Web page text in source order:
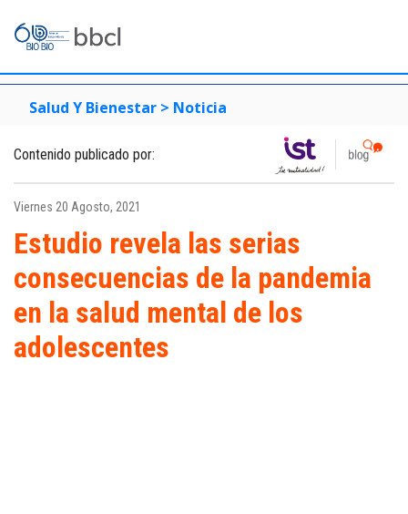
Salud Y Bienestar > Noticia
Contenido publicado por:
Viernes 20 Agosto, 2021
Estudio revela las serias
consecuencias de la pandemia
en la salud mental de los
adolescentes